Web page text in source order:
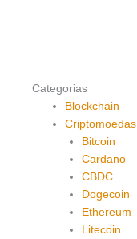
Categorias
Blockchain
Criptomoedas
Bitcoin
Cardano
CBDC
Dogecoin
Ethereum
Litecoin